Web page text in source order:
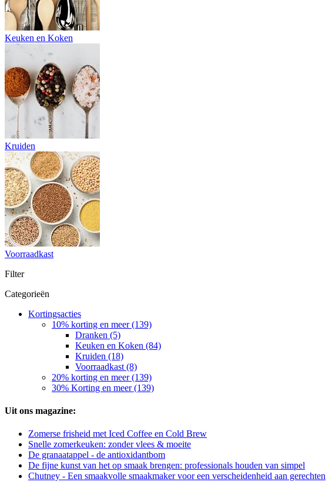
Keuken en Koken
Kruiden
Voorraadkast
Filter
Categorieën
Kortingsacties
10% korting en meer (139)
Dranken (5)
Keuken en Koken (84)
Kruiden (18)
Voorraadkast (8)
20% korting en meer (139)
30% Korting en meer (139)
Uit ons magazine:
Zomerse frisheid met Iced Coffee en Cold Brew
Snelle zomerkeuken: zonder vlees & moeite
De granaatappel - de antioxidantbom
De fijne kunst van het op smaak brengen: professionals houden van simpel
Chutney - Een smaakvolle smaakmaker voor een verscheidenheid aan gerechten